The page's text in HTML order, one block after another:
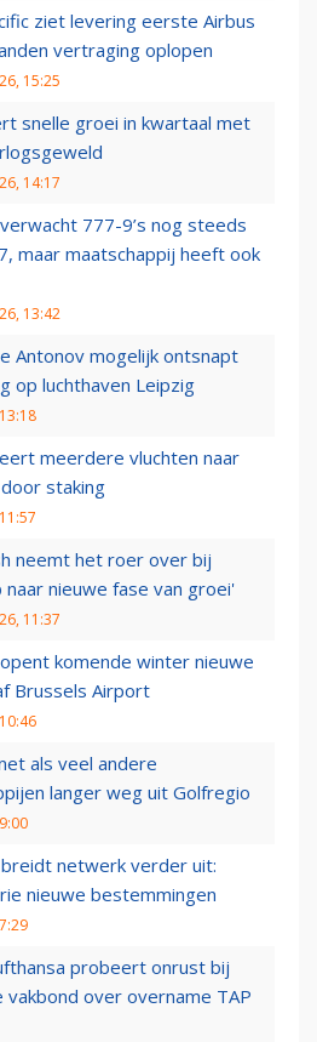
ziet levering eerste Airbus
vertraging oplopen
15:25
snelle groei in kwartaal met
14:17
777-9’s nog steeds
maar maatschappij heeft ook
13:42
Antonov mogelijk ontsnapt
op luchthaven Leipzig
meerdere vluchten naar
staking
neemt het roer over bij
naar nieuwe fase van groei'
11:37
komende winter nieuwe
Brussels Airport
als veel andere
langer weg uit Golfregio
breidt netwerk verder uit:
nieuwe bestemmingen
probeert onrust bij
vakbond over overname TAP